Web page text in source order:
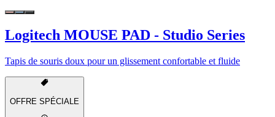
Logitech MOUSE PAD - Studio Series
Tapis de souris doux pour un glissement confortable et fluide
OFFRE SPÉCIALE